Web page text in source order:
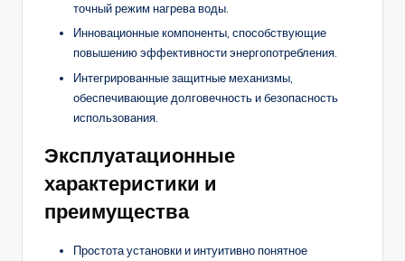
точный режим нагрева воды.
Инновационные компоненты, способствующие
повышению эффективности энергопотребления.
Интегрированные защитные механизмы,
обеспечивающие долговечность и безопасность
использования.
Эксплуатационные
характеристики и
преимущества
Простота установки и интуитивно понятное